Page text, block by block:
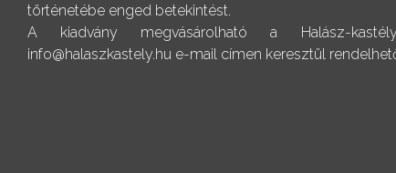
történetébe enged betekintést.
A kiadvány megvásárolható a Halász-
info@halaszkastely.hu e-mail címen keresztül